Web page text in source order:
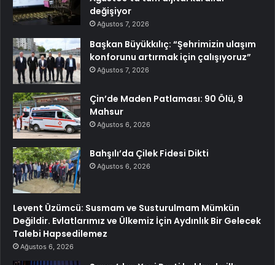
değişiyor
Ağustos 7, 2026
Başkan Büyükkılıç: “Şehrimizin ulaşım
konforunu artırmak için çalışıyoruz”
Ağustos 7, 2026
Çin’de Maden Patlaması: 90 Ölü, 9
Mahsur
Ağustos 6, 2026
Bahşılı’da Çilek Fidesi Dikti
Ağustos 6, 2026
Levent Üzümcü: Susmam ve Susturulmam Mümkün
Değildir. Evlatlarımız ve Ülkemiz İçin Aydınlık Bir Gelecek
Talebi Hapsedilemez
Ağustos 6, 2026